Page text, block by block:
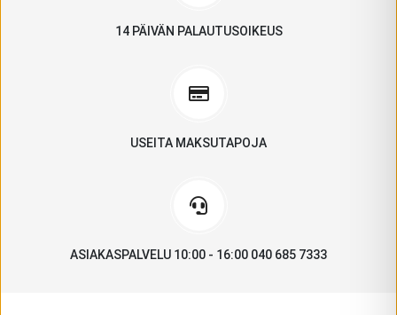
14 PÄIVÄN PALAUTUSOIKEUS
USEITA MAKSUTAPOJA
ASIAKASPALVELU 10:00 - 16:00 040 685 7333